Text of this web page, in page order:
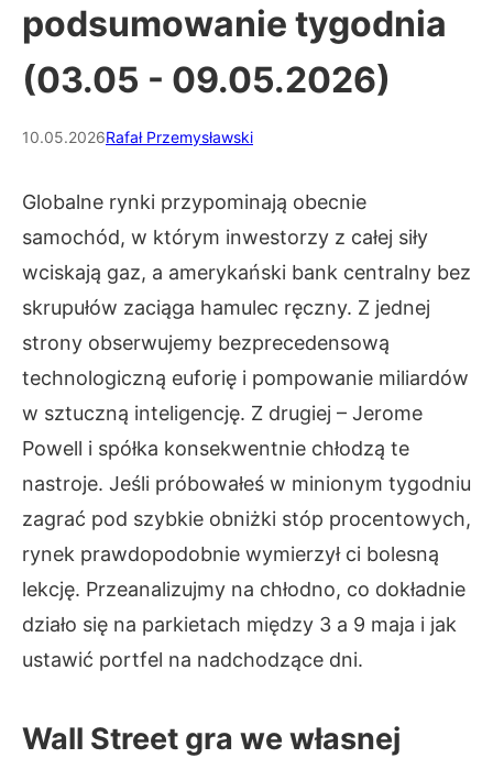
podsumowanie tygodnia
(03.05 - 09.05.2026)
10.05.2026Rafał Przemysławski
Globalne rynki przypominają obecnie
samochód, w którym inwestorzy z całej siły
wciskają gaz, a amerykański bank centralny bez
skrupułów zaciąga hamulec ręczny. Z jednej
strony obserwujemy bezprecedensową
technologiczną euforię i pompowanie miliardów
w sztuczną inteligencję. Z drugiej – Jerome
Powell i spółka konsekwentnie chłodzą te
nastroje. Jeśli próbowałeś w minionym tygodniu
zagrać pod szybkie obniżki stóp procentowych,
rynek prawdopodobnie wymierzył ci bolesną
lekcję. Przeanalizujmy na chłodno, co dokładnie
działo się na parkietach między 3 a 9 maja i jak
ustawić portfel na nadchodzące dni.
Wall Street gra we własnej